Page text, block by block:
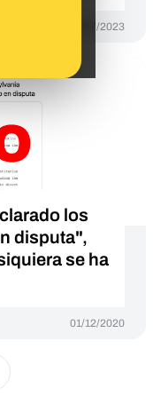
28/07/2023
los
disputa",
se ha
01/12/2020